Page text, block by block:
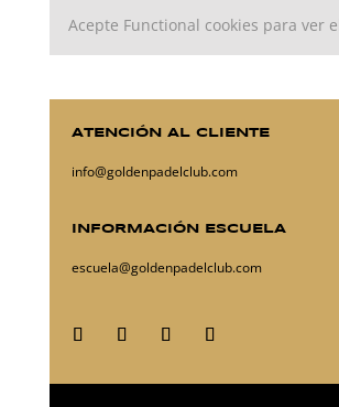
Acepte Functional cookies para ver
ATENCIÓN AL CLIENTE
info@goldenpadelclub.com
INFORMACIÓN ESCUELA
escuela@goldenpadelclub.com